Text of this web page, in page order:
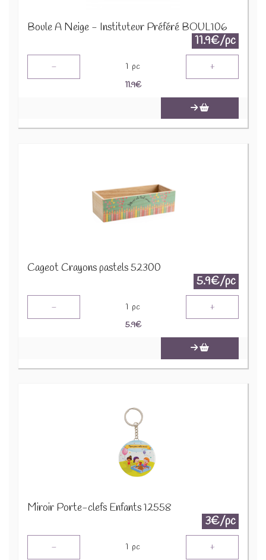
Boule À Neige - Instituteur Préféré BOUL106
11.9€/pc
- 1 pc +
11.9€
Cageot Crayons pastels 52300
5.9€/pc
- 1 pc +
5.9€
Miroir Porte-clefs Enfants 12558
3€/pc
- 1 pc +